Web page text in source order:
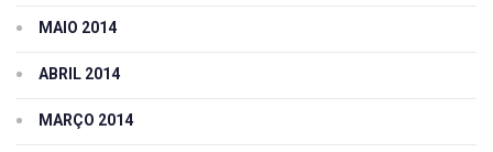
MAIO 2014
ABRIL 2014
MARÇO 2014